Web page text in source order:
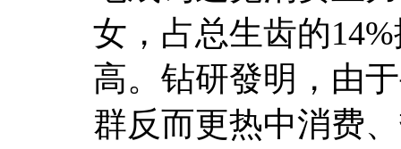
女，占总生齿的
高。钻研發明，由
群反而更热中消费